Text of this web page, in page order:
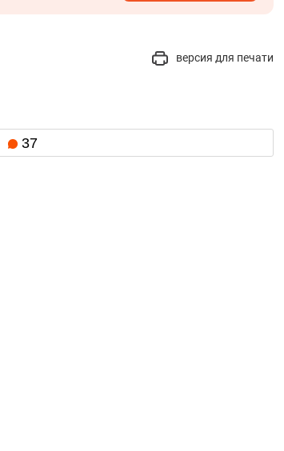
версия для печати
37